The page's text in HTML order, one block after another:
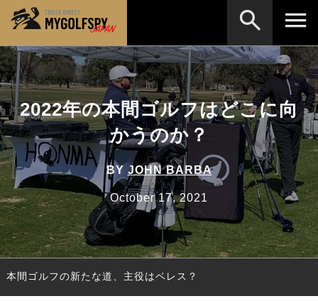
2022年の本間ゴルフはどこに向
かうのか？
BY JOHN BARBA
October 17, 2021
本間ゴルフの新たな道、主役はベレス？
MOST WANTED テストランキング
NEW RELEASES 新製品情報
HOW TO ゴルフ上達・実践テクニック
LAB テスト・データ検証
Golf News ゴルフニュース
REVIEWS 製品レビュー
DRIVERS ドライバー
FAIRWAY WOODS フェアウェイウッド
※メーカー名やクラブ名など、検索したい事柄を入
力してください。
検索